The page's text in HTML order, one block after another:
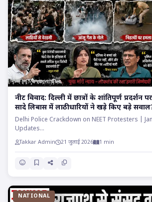
​नीट विवाद: दिल्ली में छात्रों के शांतिपूर्ण
सादे लिबास में लाठीधारियों ने खड़े किए बड़े
Delhi Police Crackdown on NEET Protesters |
Updates...
Takkar Admin 21 जुलाई 2026 1 min
NATIONAL